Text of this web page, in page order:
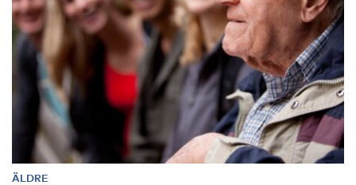
ÄLDRE